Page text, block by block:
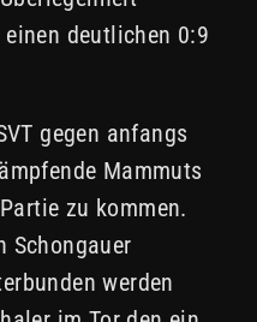
deutlichen 0:9
gegen anfangs
Mammuts
zu kommen.
Schongauer
werden